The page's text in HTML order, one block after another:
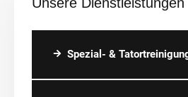
Spezial- &